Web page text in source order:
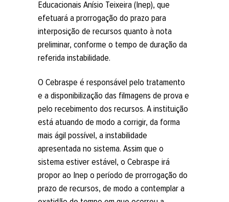
Educacionais Anísio Teixeira (Inep), que
efetuará a prorrogação do prazo para
interposição de recursos quanto à nota
preliminar, conforme o tempo de duração da
referida instabilidade.
O Cebraspe é responsável pelo tratamento
e a disponibilização das filmagens de prova e
pelo recebimento dos recursos. A instituição
está atuando de modo a corrigir, da forma
mais ágil possível, a instabilidade
apresentada no sistema. Assim que o
sistema estiver estável, o Cebraspe irá
propor ao Inep o período de prorrogação do
prazo de recursos, de modo a contemplar a